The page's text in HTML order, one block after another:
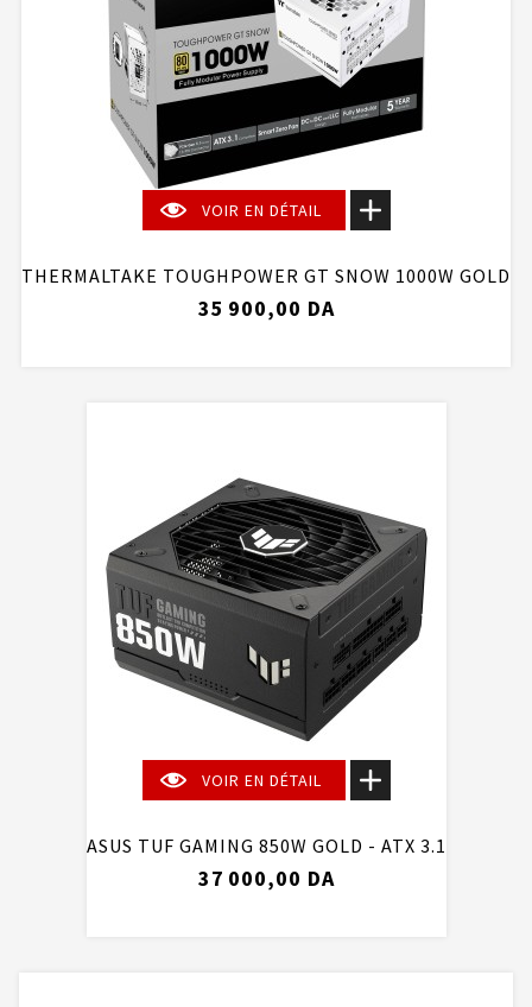
VOIR EN DÉTAIL
THERMALTAKE TOUGHPOWER GT SNOW 1000W GOLD
35 900,00 DA
VOIR EN DÉTAIL
ASUS TUF GAMING 850W GOLD - ATX 3.1
37 000,00 DA